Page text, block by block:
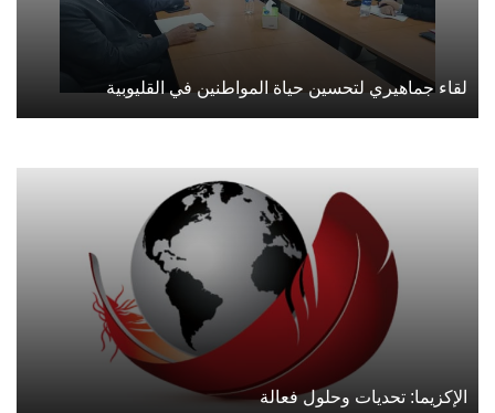
لقاء جماهيري لتحسين حياة المواطنين في القليوبية
الإكزيما: تحديات وحلول فعالة